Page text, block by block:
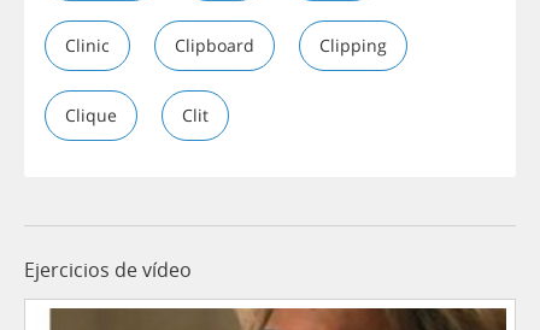
Clinic Clipboard Clipping
Clique Clit
Ejercicios de vídeo